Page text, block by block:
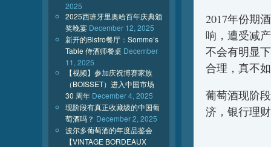
2017年份期
响，遭受减
不会有明显
合理，真不
葡萄酒现阶
济，银行理
2025
2025西班牙里奥哈百年庆典颁
奖晚宴 December 12, 2025
新开的Bistro餐厅：Somme’s
Table 侍酒师餐桌 December
11, 2025
【视频】参加庆祝博赛家族
（BOISSET）进入中国市场
30 周年 December 4, 2025
现阶段有真正收藏级的中国葡
萄酒吗？ December 2, 2025
波尔多葡萄酒的年度品鉴会
【VINTAGE BORDEAUX